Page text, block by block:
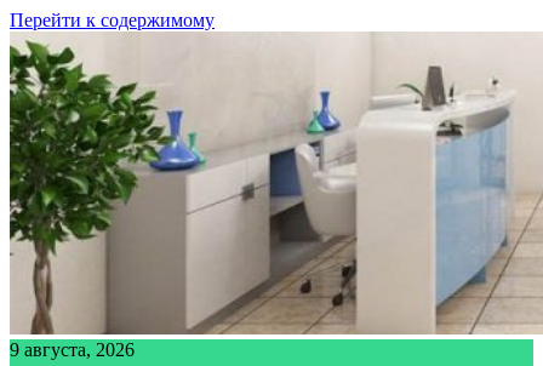
Перейти к содержимому
9 августа, 2026